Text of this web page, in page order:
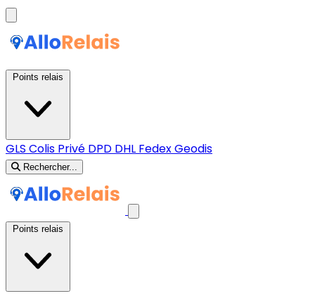
GLS Colis Privé DPD DHL FedexGeodis
Rechercher...